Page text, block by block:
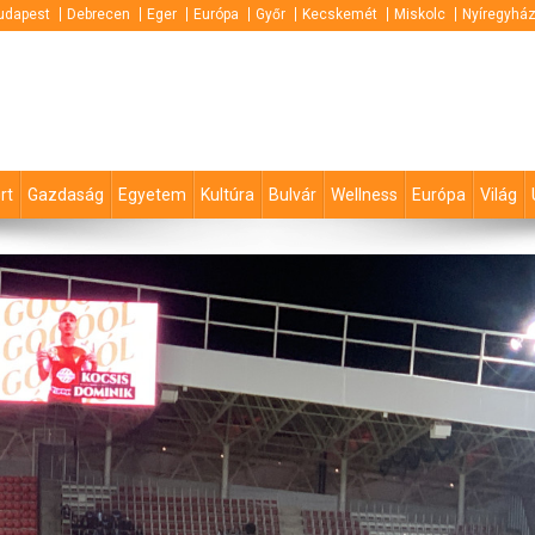
Debrecen Eger Európa Győr Kecskemét Miskolc
Gazdaság Egyetem Kultúra Bulvár Wellness Európa Világ